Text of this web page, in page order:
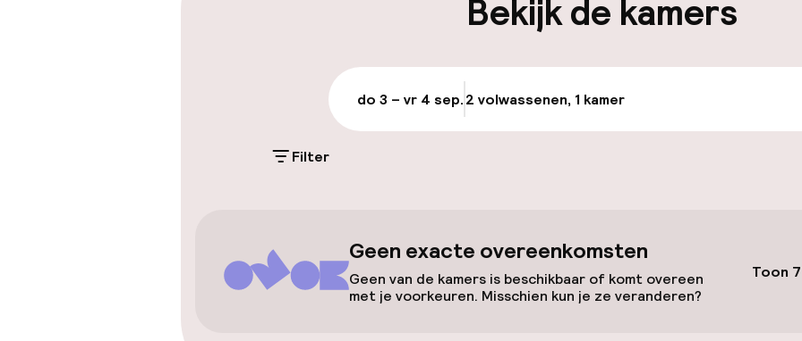
Toegankelijkheid
Lift
Gratis wifi
Bekijk de kamers
do 3 – vr 4 sep.2 volwassenen, 1 kamer
Filter
Geen exacte overeenkomsten
Geen van de kamers is beschikbaar of komt overeen
met je voorkeuren. Misschien kun je ze veranderen?
Toon